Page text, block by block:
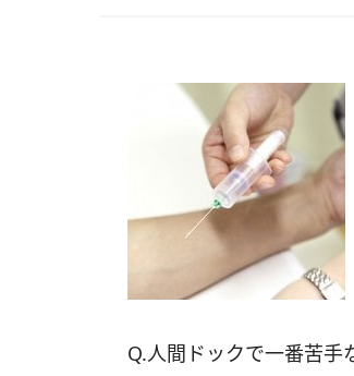
Q.人間ドックで一番苦手